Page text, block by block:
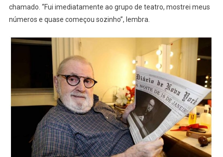
chamado. “Fui imediatamente ao grupo de teatro, mostrei meus
números e quase começou sozinho”, lembra.